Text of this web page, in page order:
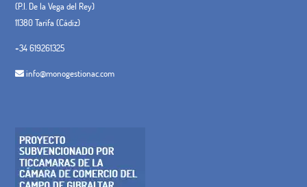
(P.I. De la Vega del Rey)
11380 Tarifa (Cádiz)
+34 619261325
info@monogestionac.com